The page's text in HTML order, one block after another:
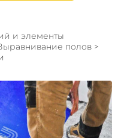
и элементы
полов >